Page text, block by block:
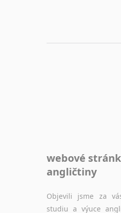
webové
angličtiny
Objevili jsme za
studiu a výuce